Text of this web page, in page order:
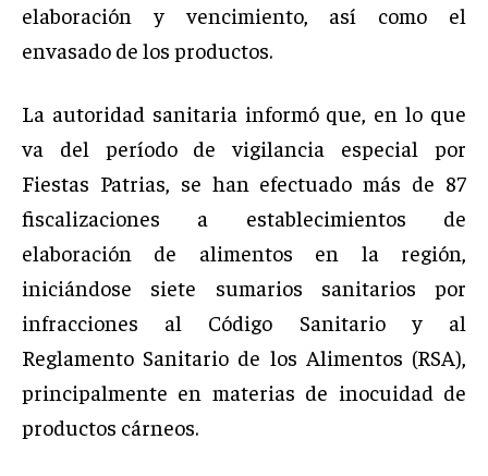
elaboración y vencimiento, así como el
envasado de los productos.
La autoridad sanitaria informó que, en lo que
va del período de vigilancia especial por
Fiestas Patrias, se han efectuado más de 87
fiscalizaciones a establecimientos de
elaboración de alimentos en la región,
iniciándose siete sumarios sanitarios por
infracciones al Código Sanitario y al
Reglamento Sanitario de los Alimentos (RSA),
principalmente en materias de inocuidad de
productos cárneos.